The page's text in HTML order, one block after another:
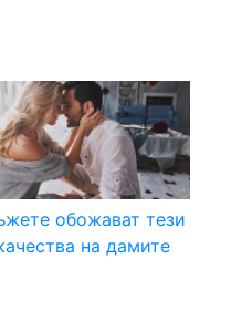
обожават тези
на дамите